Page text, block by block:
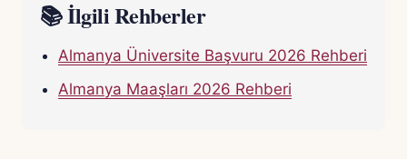
📚 İlgili Rehberler
Almanya Üniversite Başvuru 2026 Rehberi
Almanya Maaşları 2026 Rehberi